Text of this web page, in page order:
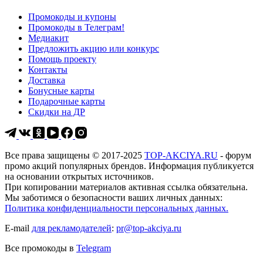
Промокоды и купоны
Промокоды в Телеграм!
Медиакит
Предложить акцию или конкурс
Помощь проекту
Контакты
Доставка
Бонусные карты
Подарочные карты
Скидки на ДР
Все права защищены © 2017-2025 TOP-AKCIYA.RU - форум
промо акций популярных брендов. Информация публикуется
на основании открытых источников.
При копировании материалов активная ссылка обязательна.
Мы заботимся о безопасности ваших личных данных:
Политика конфиденциальности персональных данных.
E-mail для рекламодателей: pr@top-akciya.ru
Все промокоды в Telegram